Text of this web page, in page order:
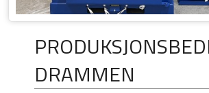
DRAMMEN